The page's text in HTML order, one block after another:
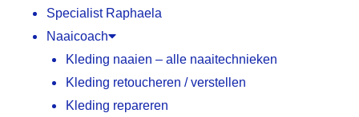
Specialist Raphaela
Naaicoach
Kleding naaien – alle naaitechnieken
Kleding retoucheren / verstellen
Kleding repareren